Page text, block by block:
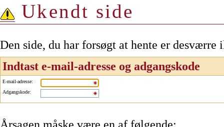
Ukendt side
Den side, du har forsøgt at hente er
Indtast e-mail-adresse og adgangskode
E-mail-adresse:
Adgangskode:
Årsagen måske være en af følgende: